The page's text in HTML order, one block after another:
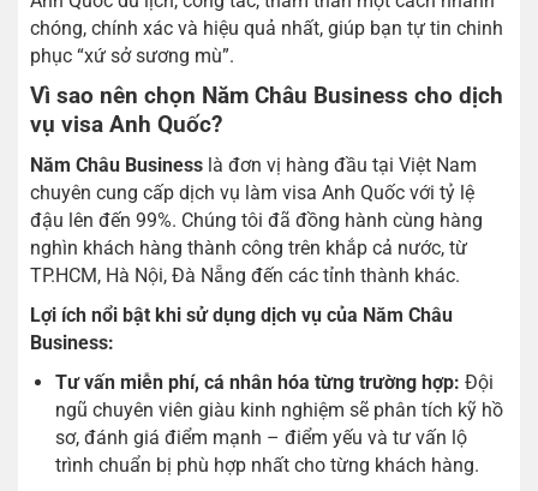
chóng, chính xác và hiệu quả nhất, giúp bạn tự tin chinh
phục “xứ sở sương mù”.
Vì sao nên chọn Năm Châu Business cho dịch
vụ visa Anh Quốc?
Năm Châu Business là đơn vị hàng đầu tại Việt Nam
chuyên cung cấp dịch vụ làm visa Anh Quốc với tỷ lệ
đậu lên đến 99%. Chúng tôi đã đồng hành cùng hàng
nghìn khách hàng thành công trên khắp cả nước, từ
TP.HCM, Hà Nội, Đà Nẵng đến các tỉnh thành khác.
Lợi ích nổi bật khi sử dụng dịch vụ của Năm Châu
Business:
Tư vấn miễn phí, cá nhân hóa từng trường hợp: Đội
ngũ chuyên viên giàu kinh nghiệm sẽ phân tích kỹ hồ
sơ, đánh giá điểm mạnh – điểm yếu và tư vấn lộ
trình chuẩn bị phù hợp nhất cho từng khách hàng.